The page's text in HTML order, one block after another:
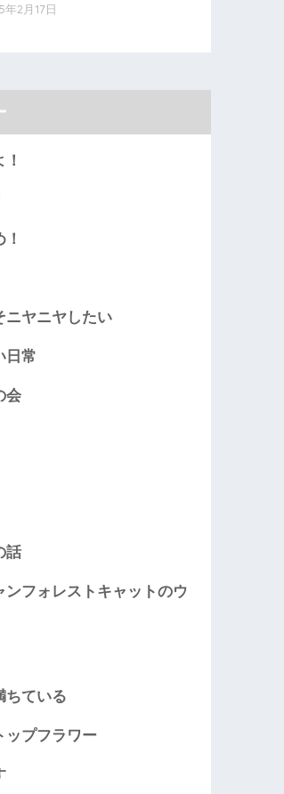
年2月17日
ニヤニヤしたい
日常
会
話
ンフォレストキャットのウ
ちている
ップフラワー